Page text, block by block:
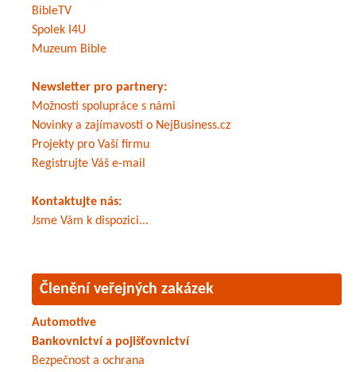
BibleTV
Spolek I4U
Muzeum Bible
Newsletter pro partnery:
Možnosti spolupráce s námi
Novinky a zajímavosti o NejBusiness.cz
Projekty pro Vaší firmu
Registrujte Váš e-mail
Kontaktujte nás:
Jsme Vám k dispozici...
Členění veřejných zakázek
Automotive
Bankovnictví a pojišťovnictví
Bezpečnost a ochrana